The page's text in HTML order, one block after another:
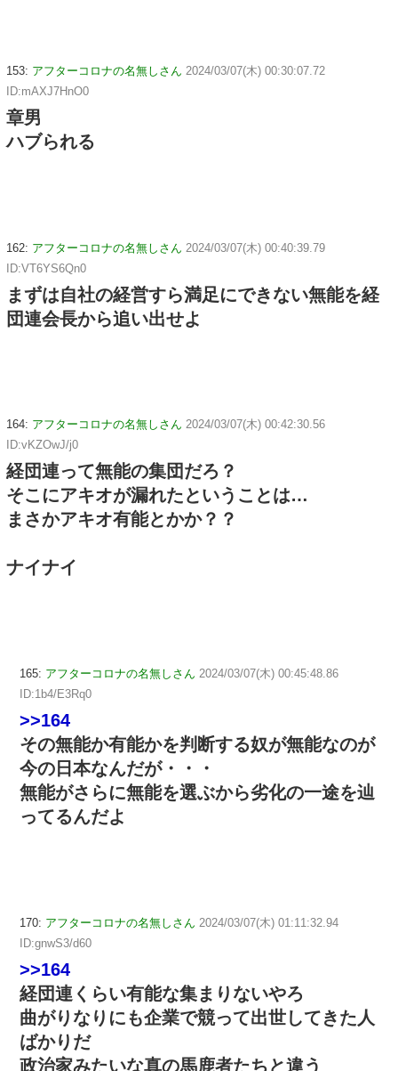
153: アフターコロナの名無しさん 2024/03/07(木) 00:30:07.72
ID:mAXJ7HnO0
章男
ハブられる
162: アフターコロナの名無しさん 2024/03/07(木) 00:40:39.79
ID:VT6YS6Qn0
まずは自社の経営すら満足にできない無能を経
団連会長から追い出せよ
164: アフターコロナの名無しさん 2024/03/07(木) 00:42:30.56
ID:vKZOwJ/j0
経団連って無能の集団だろ？
そこにアキオが漏れたということは…
まさかアキオ有能とかか？？
ナイナイ
165: アフターコロナの名無しさん 2024/03/07(木) 00:45:48.86
ID:1b4/E3Rq0
>>164
その無能か有能かを判断する奴が無能なのが
今の日本なんだが・・・
無能がさらに無能を選ぶから劣化の一途を辿
ってるんだよ
170: アフターコロナの名無しさん 2024/03/07(木) 01:11:32.94
ID:gnwS3/d60
>>164
経団連くらい有能な集まりないやろ
曲がりなりにも企業で競って出世してきた人
ばかりだ
政治家みたいな真の馬鹿者たちと違う